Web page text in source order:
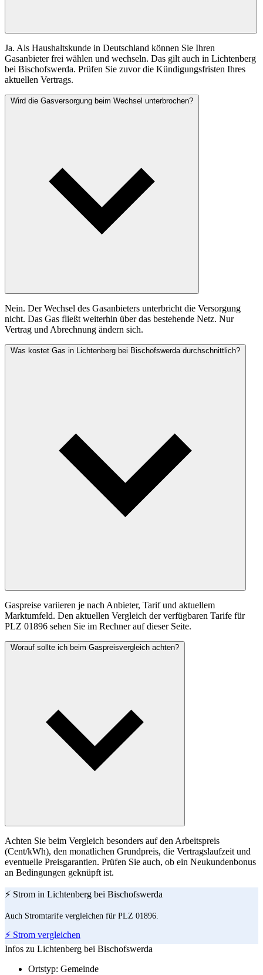
Ja. Als Haushaltskunde in Deutschland können Sie Ihren
Gasanbieter frei wählen und wechseln. Das gilt auch in Lichtenberg
bei Bischofswerda. Prüfen Sie zuvor die Kündigungsfristen Ihres
aktuellen Vertrags.
Wird die Gasversorgung beim Wechsel unterbrochen?
Nein. Der Wechsel des Gasanbieters unterbricht die Versorgung
nicht. Das Gas fließt weiterhin über das bestehende Netz. Nur
Vertrag und Abrechnung ändern sich.
Was kostet Gas in Lichtenberg bei Bischofswerda durchschnittlich?
Gaspreise variieren je nach Anbieter, Tarif und aktuellem
Marktumfeld. Den aktuellen Vergleich der verfügbaren Tarife für
PLZ 01896 sehen Sie im Rechner auf dieser Seite.
Worauf sollte ich beim Gaspreisvergleich achten?
Achten Sie beim Vergleich besonders auf den Arbeitspreis
(Cent/kWh), den monatlichen Grundpreis, die Vertragslaufzeit und
eventuelle Preisgarantien. Prüfen Sie auch, ob ein Neukundenbonus
an Bedingungen geknüpft ist.
⚡ Strom in Lichtenberg bei Bischofswerda
Auch Stromtarife vergleichen für PLZ 01896.
⚡ Strom vergleichen
Infos zu Lichtenberg bei Bischofswerda
Ortstyp: Gemeinde